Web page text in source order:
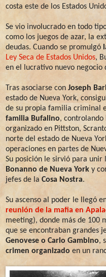
costa este de los Estados
Se vio involucrado en todo
como los juegos de azar, la
deudas. Cuando se promulgó
Ley Seca de Estados Unidos,
en el lucrativo nuevo negocio
Tras asociarse con Joseph
estado de Nueva York,
de su propia familia criminal
familia Bufalino, controlando
organizado en Pittston,
norte del estado de Nueva
operaciones en partes de
Su posición le sirvió para unir
Bonanno de Nueva York y
jefes de la Cosa Nostra.
Su ascenso al poder le llegó
reunión de la mafia en
meeting), donde más de 100
que se encontraban grandes
Genovese o Carlo Gambino,
crimen organizado en un